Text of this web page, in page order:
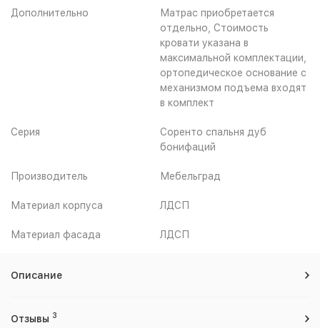
Дополнительно
Матрас приобретается
отдельно, Стоимость
кровати указана в
максимальной комплектации,
ортопедическое основание с
механизмом подъема входят
в комплект
Серия
Соренто спальня дуб
бонифаций
Производитель Мебельград
Материал корпуса ЛДСП
Материал фасада ЛДСП
Описание
Отзывы 3